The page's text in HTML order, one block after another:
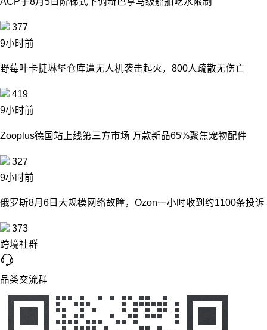
377
9小时前
野莓叶卡捷琳堡仓库遭无人机袭击起火，800人疏散无伤亡
419
9小时前
Zooplus德国站上线第三方市场 万款新品65%聚焦宠物配件
327
9小时前
俄罗斯8月6日大规模网络故障，Ozon一小时收到约1100条投诉
373
跨境社群
品类交流群